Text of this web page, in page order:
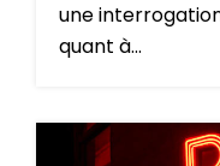
une
quant à...